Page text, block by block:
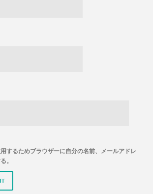
するためブラウザーに自分の名前、メールアドレ
。